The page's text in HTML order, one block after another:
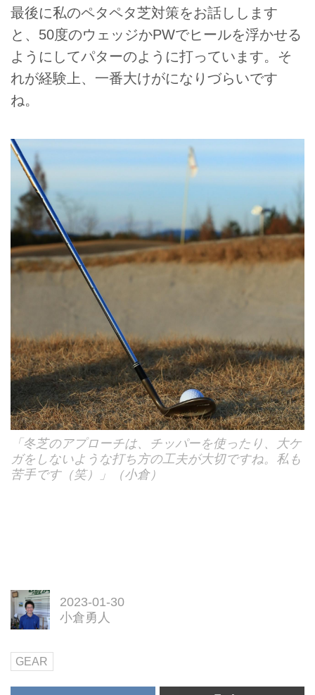
最後に私のペタペタ芝対策をお話しします
と、50度のウェッジかPWでヒールを浮かせる
ようにしてパターのように打っています。そ
れが経験上、一番大けがになりづらいです
ね。
「冬芝のアプローチは、チッパーを使ったり、大ケ
ガをしないような打ち方の工夫が大切ですね。私も
苦手です（笑）」（小倉）
2023-01-30
小倉勇人
GEAR